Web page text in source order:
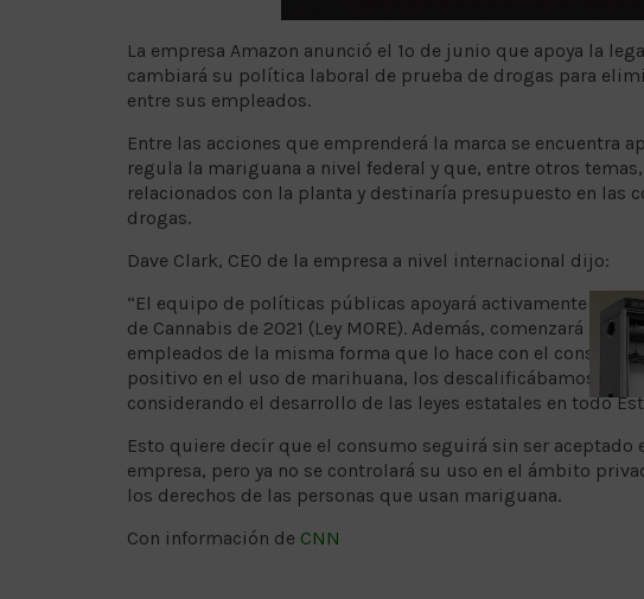
La empresa Amazon anunció el 1º de junio que apoya la
cambiará su política laboral de prueba de drogas para
entre sus empleados.
Entre las acciones que emprenderá la marca se encuentra
regula la mariguana a nivel federal y que, entre otros
relacionados con la planta y destinaría presupuesto en las
drogas.
Dave Clark, CEO de la empresa a nivel internacional dijo:
“El equipo de políticas públicas apoyará activamente la
de Cannabis de 2021 (Ley MORE). Además, comenzará a
empleados de la misma forma que lo hace con el consumo
positivo en el uso de marihuana, los descalificábamos
considerando el desarrollo de las leyes estatales en todo
Esto quiere decir que el consumo seguirá sin ser aceptado
empresa, pero ya no se controlará su uso en el ámbito
los derechos de las personas que usan mariguana.
Con información de CNN